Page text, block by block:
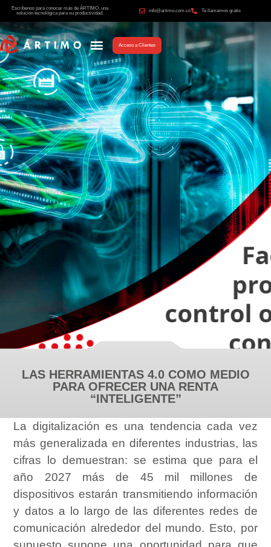
Escríbenos para conocer más de ÁRTIMO, una
solución tecnológica para su productividad.
info@artimo.com.co Te llamamos gratis
Acceso a Clientes
LAS HERRAMIENTAS 4.0 COMO MEDIO
PARA OFRECER UNA RENTA
“INTELIGENTE”
La digitalización es una tendencia cada vez
más generalizada en diferentes industrias, las
cifras lo demuestran: se estima que para el
año 2027 más de 45 mil millones de
dispositivos estarán transmitiendo información
y datos a lo largo de las diferentes redes de
comunicación alrededor del mundo. Esto, por